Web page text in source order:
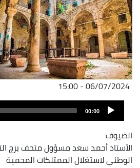
06/07/2024 - 15:00
Audio
Player
00:00
الضيوف
الأستاذ أحمد سعد مسؤول متحف برج
الوطني لاستغلال الممتلكات المحمية